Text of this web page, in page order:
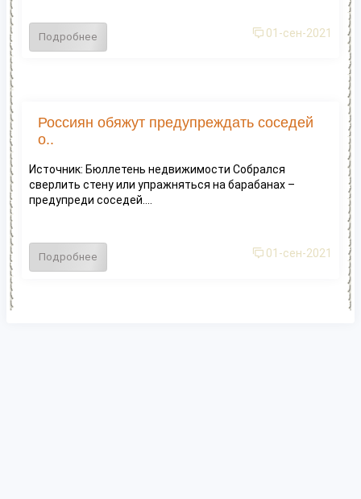
Подробнее 01-сен-2021
Россиян обяжут предупреждать соседей
о..
Источник: Бюллетень недвижимости Собрался
сверлить стену или упражняться на барабанах –
предупреди соседей....
Подробнее 01-сен-2021